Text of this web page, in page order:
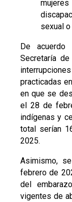
sexual
De acuerdo
Secretaría
practicadas
en que se
el 28 de
indígenas y
total serían
2025.
Asimismo,
febrero de
del
vigentes de